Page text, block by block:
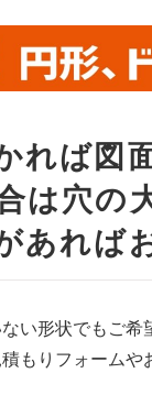
れば図
は穴の
あれば
い形状でもご希
もりフォームや